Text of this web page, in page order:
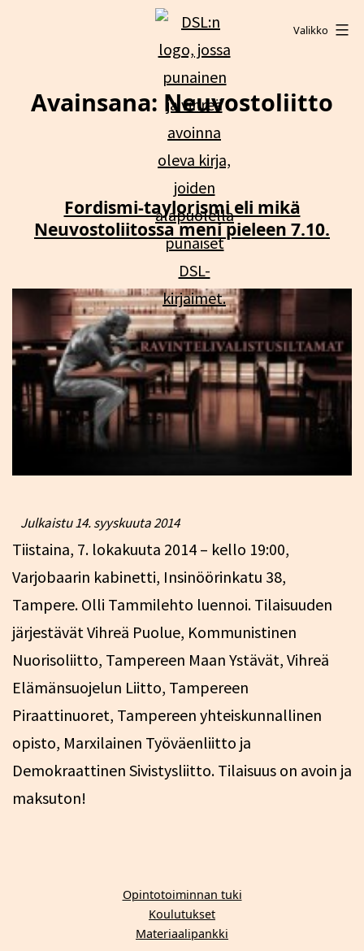
Valikko
Avainsana: Neuvostoliitto
Fordismi-taylorismi eli mikä
Neuvostoliitossa meni pieleen 7.10.
Julkaistu14. syyskuuta 2014
Tiistaina, 7. lokakuuta 2014 – kello 19:00,
Varjobaarin kabinetti, Insinöörinkatu 38,
Tampere. Olli Tammilehto luennoi. Tilaisuuden
järjestävät Vihreä Puolue, Kommunistinen
Nuorisoliitto, Tampereen Maan Ystävät, Vihreä
Elämänsuojelun Liitto, Tampereen
Piraattinuoret, Tampereen yhteiskunnallinen
opisto, Marxilainen Työväenliitto ja
Demokraattinen Sivistysliitto. Tilaisuus on avoin ja
maksuton!
Opintotoiminnan tuki
Koulutukset
Materiaalipankki